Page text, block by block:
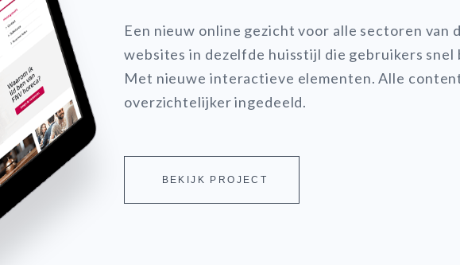
Een nieuw online gezicht voor alle sectoren van
websites in dezelfde huisstijl die gebruikers snel
Met nieuwe interactieve elementen. Alle
overzichtelijker ingedeeld.
BEKIJK PROJECT